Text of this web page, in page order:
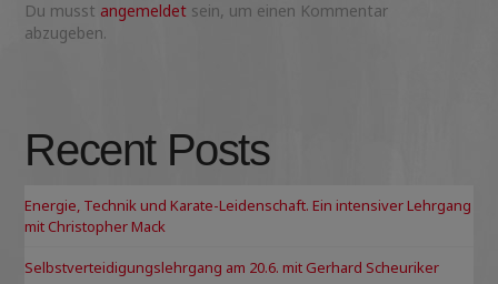
Du musst angemeldet sein, um einen Kommentar
abzugeben.
Recent Posts
Energie, Technik und Karate-Leidenschaft. Ein intensiver Lehrgang
mit Christopher Mack
Selbstverteidigungslehrgang am 20.6. mit Gerhard Scheuriker